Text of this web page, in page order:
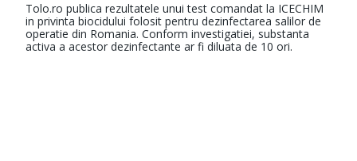
Tolo.ro publica rezultatele unui test comandat la ICECHIM
in privinta biocidului folosit pentru dezinfectarea salilor de
operatie din Romania. Conform investigatiei, substanta
activa a acestor dezinfectante ar fi diluata de 10 ori.